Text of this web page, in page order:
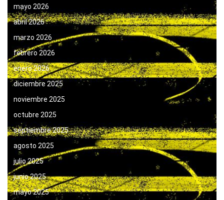
mayo 2026
abril 2026
marzo 2026
febrero 2026
enero 2026
diciembre 2025
noviembre 2025
octubre 2025
septiembre 2025
agosto 2025
julio 2025
junio 2025
mayo 2025